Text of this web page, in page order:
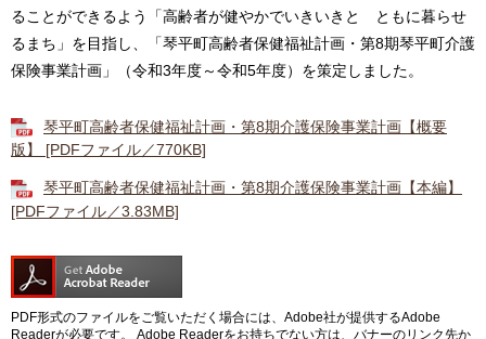
ることができるよう「高齢者が健やかでいきいきと ともに暮らせ
るまち」を目指し、「琴平町高齢者保健福祉計画・第8期琴平町介護
保険事業計画」（令和3年度～令和5年度）を策定しました。
琴平町高齢者保健福祉計画・第8期介護保険事業計画【概要
版】 [PDFファイル／770KB]
琴平町高齢者保健福祉計画・第8期介護保険事業計画【本編】
[PDFファイル／3.83MB]
PDF形式のファイルをご覧いただく場合には、Adobe社が提供するAdobe
Readerが必要です。
Adobe Readerをお持ちでない方は、バナーのリンク先か